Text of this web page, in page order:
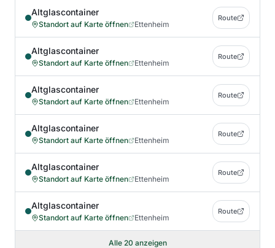
Altglascontainer
Standort auf Karte öffnen Ettenheim
Route
Altglascontainer
Standort auf Karte öffnen Ettenheim
Route
Altglascontainer
Standort auf Karte öffnen Ettenheim
Route
Altglascontainer
Standort auf Karte öffnen Ettenheim
Route
Altglascontainer
Standort auf Karte öffnen Ettenheim
Route
Altglascontainer
Standort auf Karte öffnen Ettenheim
Route
Alle 20 anzeigen